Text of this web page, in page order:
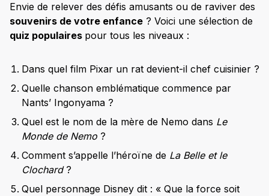
Envie de relever des défis amusants ou de raviver des
souvenirs de votre enfance ? Voici une sélection de
quiz populaires pour tous les niveaux :
Dans quel film Pixar un rat devient-il chef cuisinier ?
Quelle chanson emblématique commence par
Nants’ Ingonyama ?
Quel est le nom de la mère de Nemo dans Le
Monde de Nemo ?
Comment s’appelle l’héroïne de La Belle et le
Clochard ?
Quel personnage Disney dit : « Que la force soit